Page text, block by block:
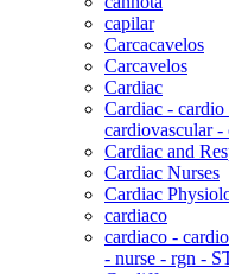
capilar
Carcacavelos
Carcavelos
Cardiac
Cardiac -
cardiovascular
Cardiac and
Cardiac Nurses
Cardiac
cardiaco
cardiaco -
- nurse - rgn -